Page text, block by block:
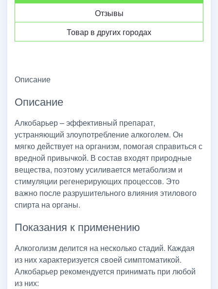
Отзывы
Товар в других городах
Описание
Описание
Алкобарьер – эффективный препарат,
устраняющий злоупотребление алкоголем. Он
мягко действует на организм, помогая справиться с
вредной привычкой. В состав входят природные
вещества, поэтому усиливается метаболизм и
стимуляции регенерирующих процессов. Это
важно после разрушительного влияния этилового
спирта на органы.
Показания к применению
Алкоголизм делится на несколько стадий. Каждая
из них характеризуется своей симптоматикой.
Алкобарьер рекомендуется принимать при любой
из них: